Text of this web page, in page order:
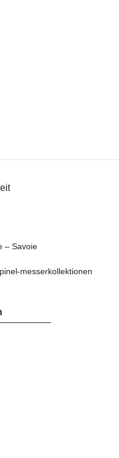
– Savoie
messerkollektionen